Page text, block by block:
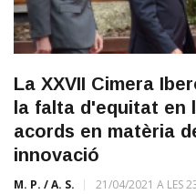
La XXVII Cimera
la falta d'equitat en
acords en matèria
innovació
M. P. / A. S. 21/04/2021 A LES